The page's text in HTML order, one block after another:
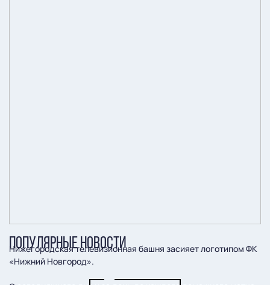
Нижегородская телевизионная башня засияет логотипом ФК
«Нижний Новгород».
ПОПУЛЯРНЫЕ НОВОСТИ